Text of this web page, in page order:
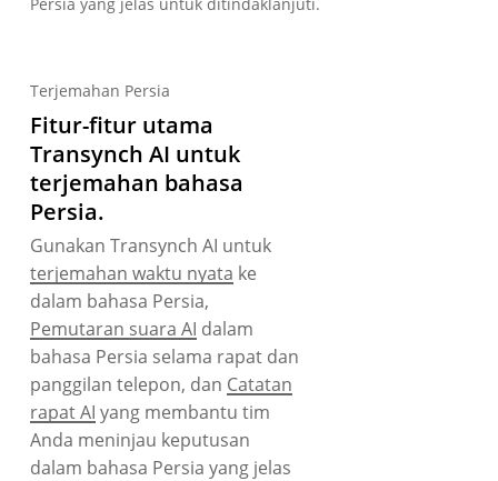
Terjemahan Persia
Fitur-fitur utama
Transynch AI untuk
terjemahan bahasa
Persia.
Gunakan Transynch AI untuk
terjemahan waktu nyata ke
dalam bahasa Persia,
Pemutaran suara AI dalam
bahasa Persia selama rapat dan
panggilan telepon, dan Catatan
rapat AI yang membantu tim
Anda meninjau keputusan
dalam bahasa Persia yang jelas